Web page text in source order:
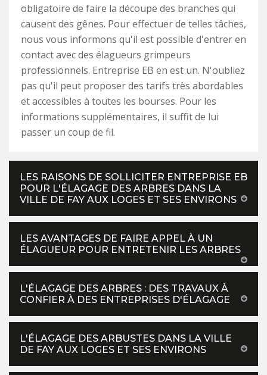
obligatoire de faire la découpe des branches qui
causent des gênes. Pour effectuer de telles tâches,
nous vous informons qu'il est possible d'entrer en
contact avec des élagueurs grimpeurs
professionnels. Entreprise EB en est un. N'oubliez
pas qu'il peut proposer des tarifs très abordables
et accessibles à toutes les bourses. Pour les
informations supplémentaires, il suffit de lui
passer un coup de fil.
LES RAISONS DE SOLLICITER ENTREPRISE EB
POUR L'ÉLAGAGE DES ARBRES DANS LA
VILLE DE FAY AUX LOGES ET SES ENVIRONS
LES AVANTAGES DE FAIRE APPEL À UN
ÉLAGUEUR POUR ENTRETENIR LES ARBRES
L'ÉLAGAGE DES ARBRES : DES TRAVAUX À
CONFIER À DES ENTREPRISES D'ÉLAGAGE
L'ÉLAGAGE DES ARBUSTES DANS LA VILLE
DE FAY AUX LOGES ET SES ENVIRONS